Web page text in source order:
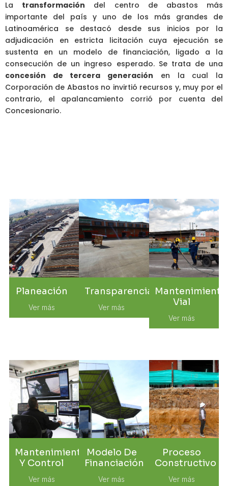
La transformación del centro de abastos más
importante del país y uno de los más grandes de
Latinoamérica se destacó desde sus inicios por la
adjudicación en estricta licitación cuya ejecución se
sustenta en un modelo de financiación, ligado a la
consecución de un ingreso esperado. Se trata de una
concesión de tercera generación en la cual la
Corporación de Abastos no invirtió recursos y, muy por el
contrario, el apalancamiento corrió por cuenta del
Concesionario.
Planeación
Ver más
Transparencia
Ver más
Mantenimiento
Vial
Ver más
Mantenimiento
Y Control
Ver más
Modelo De
Financiación
Ver más
Proceso
Constructivo
Ver más